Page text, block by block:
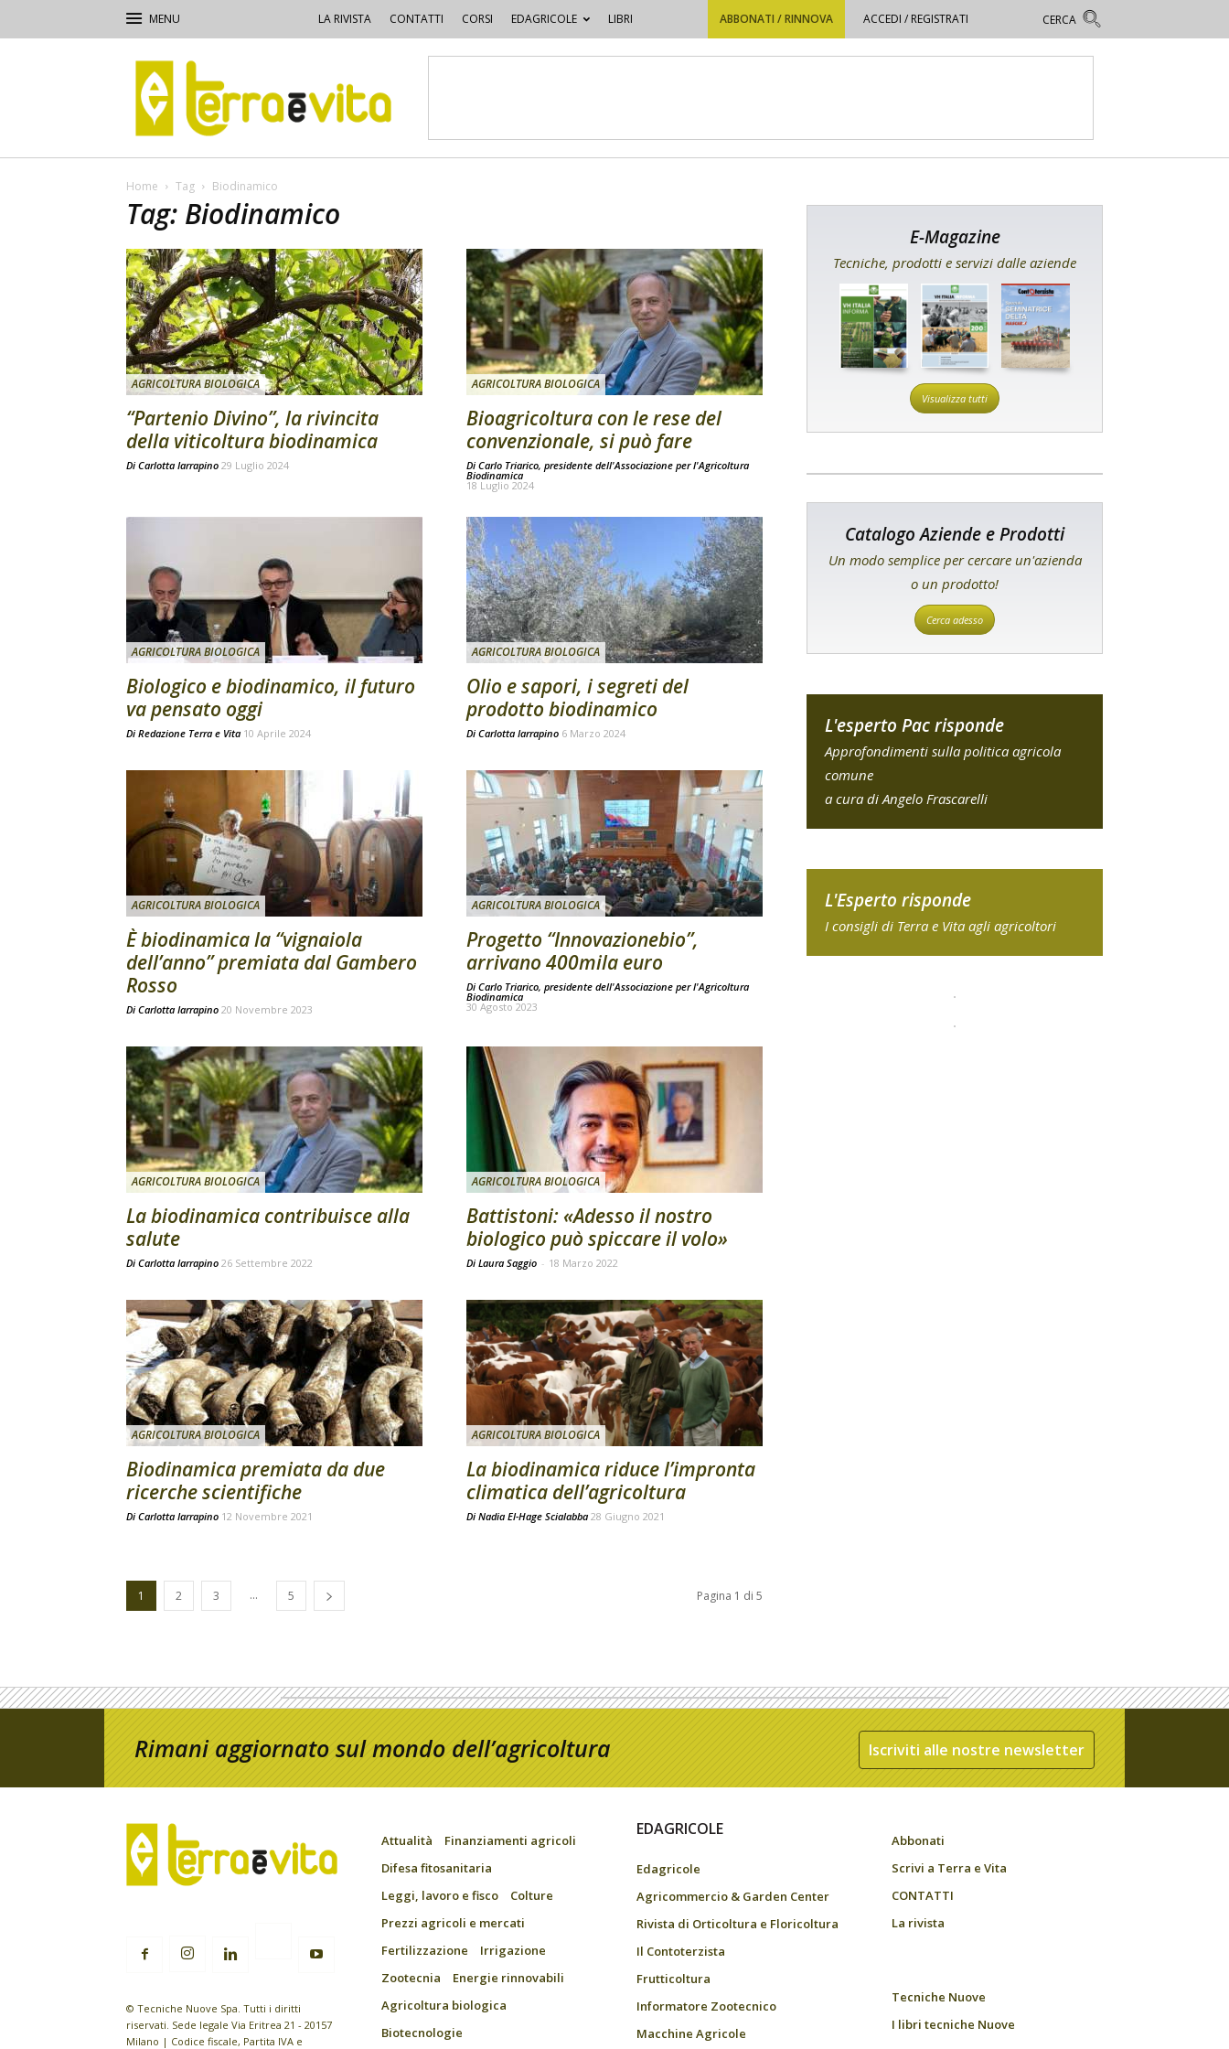
LA RIVISTA CONTATTI CORSI EDAGRICOLE LIBRI ABBONATI / RINNOVA ACCEDI / REGISTRATI
Terra
e
Vita
Home Tag Biodinamico
Tag: Biodinamico
AGRICOLTURA BIOLOGICA
“Partenio Divino”, la rivincita
della viticoltura biodinamica
Di Carlotta Iarrapino 29 Luglio 2024
AGRICOLTURA BIOLOGICA
Bioagricoltura con le rese del
convenzionale, si può fare
Di Carlo Triarico, presidente dell'Associazione per l'Agricoltura
Biodinamica
18 Luglio 2024
AGRICOLTURA BIOLOGICA
Biologico e biodinamico, il futuro
va pensato oggi
Di Redazione Terra e Vita 10 Aprile 2024
AGRICOLTURA BIOLOGICA
Olio e sapori, i segreti del
prodotto biodinamico
Di Carlotta Iarrapino 6 Marzo 2024
AGRICOLTURA BIOLOGICA
È biodinamica la “vignaiola
dell’anno” premiata dal Gambero
Rosso
Di Carlotta Iarrapino 20 Novembre 2023
AGRICOLTURA BIOLOGICA
Progetto “Innovazionebio”,
arrivano 400mila euro
Di Carlo Triarico, presidente dell'Associazione per l'Agricoltura
Biodinamica
30 Agosto 2023
AGRICOLTURA BIOLOGICA
La biodinamica contribuisce alla
salute
Di Carlotta Iarrapino 26 Settembre 2022
AGRICOLTURA BIOLOGICA
Battistoni: «Adesso il nostro
biologico può spiccare il volo»
Di Laura Saggio - 18 Marzo 2022
AGRICOLTURA BIOLOGICA
Biodinamica premiata da due
ricerche scientifiche
Di Carlotta Iarrapino 12 Novembre 2021
AGRICOLTURA BIOLOGICA
La biodinamica riduce l’impronta
climatica dell’agricoltura
Di Nadia El-Hage Scialabba 28 Giugno 2021
1 2 3 ... 5 Pagina 1 di 5
E-Magazine
Tecniche, prodotti e servizi dalle aziende
Visualizza tutti
Catalogo Aziende e Prodotti
Un modo semplice per cercare un'azienda
o un prodotto!
Cerca adesso
L'esperto Pac risponde
Approfondimenti sulla politica agricola
comune
a cura di Angelo Frascarelli
L'Esperto risponde
I consigli di Terra e Vita agli agricoltori
Rimani aggiornato sul mondo dell’agricoltura Iscriviti alle nostre newsletter
© Tecniche Nuove Spa. Tutti i diritti
riservati. Sede legale Via Eritrea 21 - 20157
Milano | Codice fiscale, Partita IVA e
Attualità
Finanziamenti agricoli
Difesa fitosanitaria
Leggi, lavoro e fisco
Colture
Prezzi agricoli e mercati
Fertilizzazione
Irrigazione
Zootecnia
Energie rinnovabili
Agricoltura biologica
Biotecnologie
EDAGRICOLE
Edagricole
Agricommercio & Garden Center
Rivista di Orticoltura e Floricoltura
Il Contoterzista
Frutticoltura
Informatore Zootecnico
Macchine Agricole
Abbonati
Scrivi a Terra e Vita
CONTATTI
La rivista
Tecniche Nuove
I libri tecniche Nuove